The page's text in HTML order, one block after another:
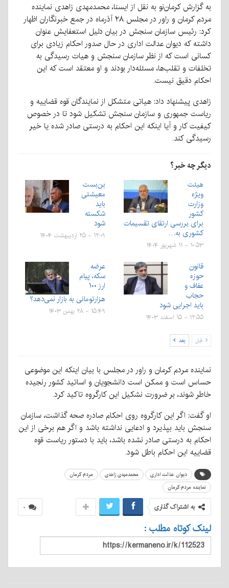
به گزارش کرمان‌نو به نقل از ایسنا، محمدمهدی زاهدی نماینده
مردم کرمان و راور در مجلس ۲۸ آذرماه در جمع خبرنگاران اظهار
کرد: رئیس سازمان سنجش در بیان دلیل استعفایش عنوان
داشته که دیوان عدالت اداری در حال صدور احکام زیادی برای
کسانی است که از نظر سازمان سنجش و هیات رسیدگی به
تخلفات و تقلب‌ها، مسئله‌دار بودند و او معتقد است که این
احکام دقیق نیست.
زاهدی پیشنهاد داد: هیاتی متشکل از نمایندگان قوه قضاییه و
ریاست جمهوری و سازمان سنجش تشکیل شود تا در خصوص
کیفیت کار و آیا اینکه این احکام به درستی صادر شده یا خیر
رسیدگی کند.
دیگر چه خبر؟
هیئت
ویژه
وزارت
کشور
برای بررسی ارتقای تقسیمات
کشوری به…
۱۰:۵۳ - ۱۱ شهریور ۱۴۰۴
بن‌بست
معیشتی
باید
شکسته
شود
۱۲:۰۹ - ۲۵ اردیبهشت ۱۴۰۴
قانون
حوزه
عفاف و
حجاب
باید اجرایی شود
۱۲:۵۵ - ۱۵ اسفند ۱۴۰۳
عرضه
سکه، پیام
ارز ۱۰۰
هزارتومانی به بازار نمی‌دهد؟
۱۵:۴۹ - ۲۸ بهمن ۱۴۰۳
قبل بعد
نماینده مردم کرمان و راور در مجلس با بیان اینکه این موضوعی
حساس است و ممکن است دانشجویان و اساتید کشور رنجیده
خاطر شوند، بر ضرورت نشکیل این کارگروه تاکید کرد.
او گفت: اگر این کارگروه روی احکام صادره صحه گذاشت، سازمان
سنجش باید بپذیرد و ادعایی نداشته باشد و اگر هم برخی از این
احکام به درستی صادر نشده باشد، باید با دستور ریاست قوه
قضاییه این احکام باطل شود.
دیوان عدالت اداری محمدمهدی زاهدی
مردم کرمان
نماینده مردم کرمان
۰ به اشتراک گذاری
لینک کوتاه مطلب :